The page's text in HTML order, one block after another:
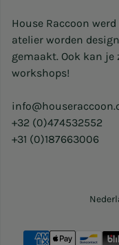
House Raccoon
atelier worden
gemaakt. Ook kan je
workshops!
+32 (0)474532552
+31 (0)187663006
Betaalmethoden